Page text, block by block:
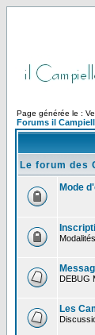
Page générée le :
Forums il
Le forum des
Mode
DEBUG
Les